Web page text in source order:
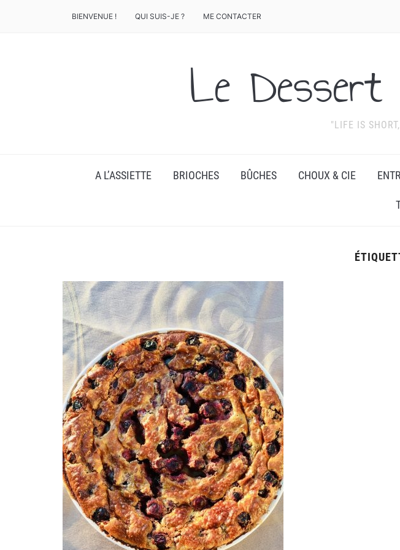
BIENVENUE ! QUI SUIS-JE ? ME CONTACTER
Le Dessert
"LIFE IS
A L’ASSIETTE BRIOCHES BÛCHES CHOUX & CIE